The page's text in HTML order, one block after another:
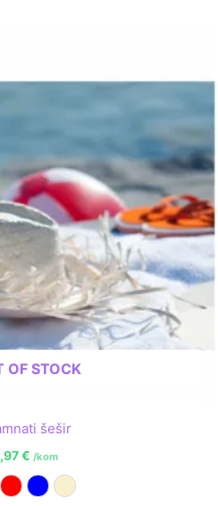
OF STOCK
šešir
€ /kom
Crvena
PlavaPrirodna